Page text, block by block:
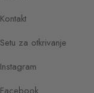
Kontakt
Setu za otkrivanje
Instagram